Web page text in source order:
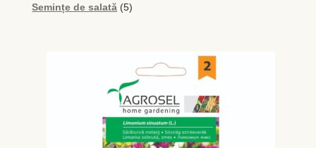
Semințe de salată 55